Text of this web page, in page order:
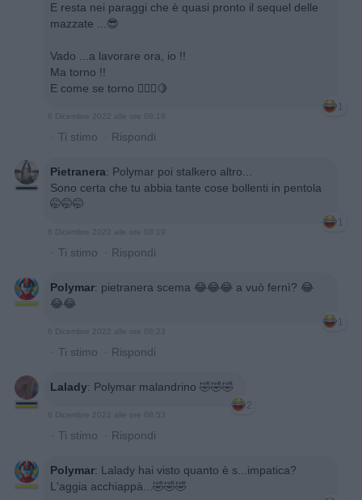
E resta nei paraggi che è quasi pronto il sequel delle
mazzate ...😎
Vado ...a lavorare ora, io !!
Ma torno !!
E come se torno 🚣🏼‍♀️🍋
1
· Ti stimo · Rispondi
Pietranera: Polymar poi stalkero altro...
Sono certa che tu abbia tante cose bollenti in pentola
🤭🤭🤭
1
· Ti stimo · Rispondi
Polymar: pietranera scema 😂😂😂 a vuò fernì? 😂
😂😂
1
· Ti stimo · Rispondi
Lalady: Polymar malandrino 🤣🤣🤣
2
· Ti stimo · Rispondi
Polymar: Lalady hai visto quanto è s...impatica?
L'aggia acchiappà...🤣🤣🤣